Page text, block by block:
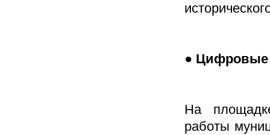
● Цифровые
На
работы